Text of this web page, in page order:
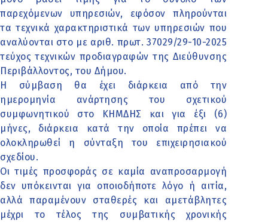
παρεχόμενων υπηρεσιών, εφόσον πληρούνται
τα τεχνικά χαρακτηριστικά των υπηρεσιών που
αναλύονται στο με αριθ. πρωτ. 37029/29-10-2025
τεύχος τεχνικών προδιαγραφών της Διεύθυνσης
Περιβάλλοντος, του Δήμου.
Η σύμβαση θα έχει διάρκεια από την
ημερομηνία ανάρτησης του σχετικού
συμφωνητικού στο ΚΗΜΔΗΣ και για έξι (6)
μήνες, διάρκεια κατά την οποία πρέπει να
ολοκληρωθεί η σύνταξη του επιχειρησιακού
σχεδίου.
Οι τιμές προσφοράς σε καμία αναπροσαρμογή
δεν υπόκεινται για οποιοδήποτε λόγο ή αιτία,
αλλά παραμένουν σταθερές και αμετάβλητες
μέχρι το τέλος της συμβατικής χρονικής